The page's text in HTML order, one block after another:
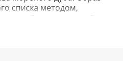
списка методом,
православной